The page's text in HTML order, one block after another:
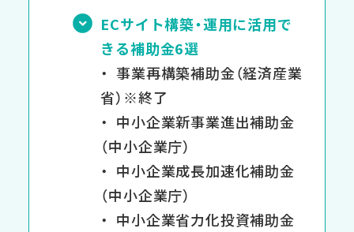
ECサイト構築・運用に活用で
きる補助金6選
事業再構築補助金（経済産業
省）※終了
中小企業新事業進出補助金
（中小企業庁）
中小企業成長加速化補助金
（中小企業庁）
中小企業省力化投資補助金